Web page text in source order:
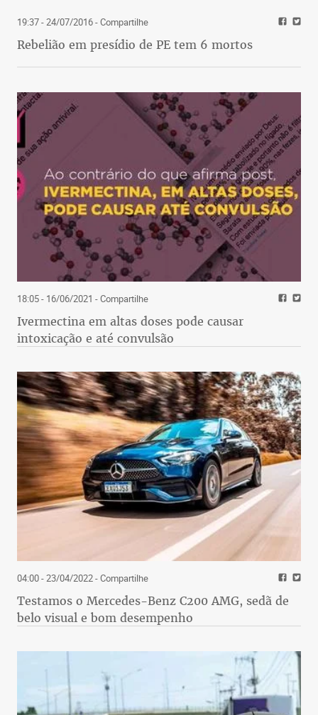
19:37 - 24/07/2016- Compartilhe
Rebelião em presídio de PE tem 6 mortos
18:05 - 16/06/2021 - Compartilhe
Ivermectina em altas doses pode causar
intoxicação e até convulsão
04:00 - 23/04/2022- Compartilhe
Testamos o Mercedes-Benz C200 AMG, sedã de
belo visual e bom desempenho